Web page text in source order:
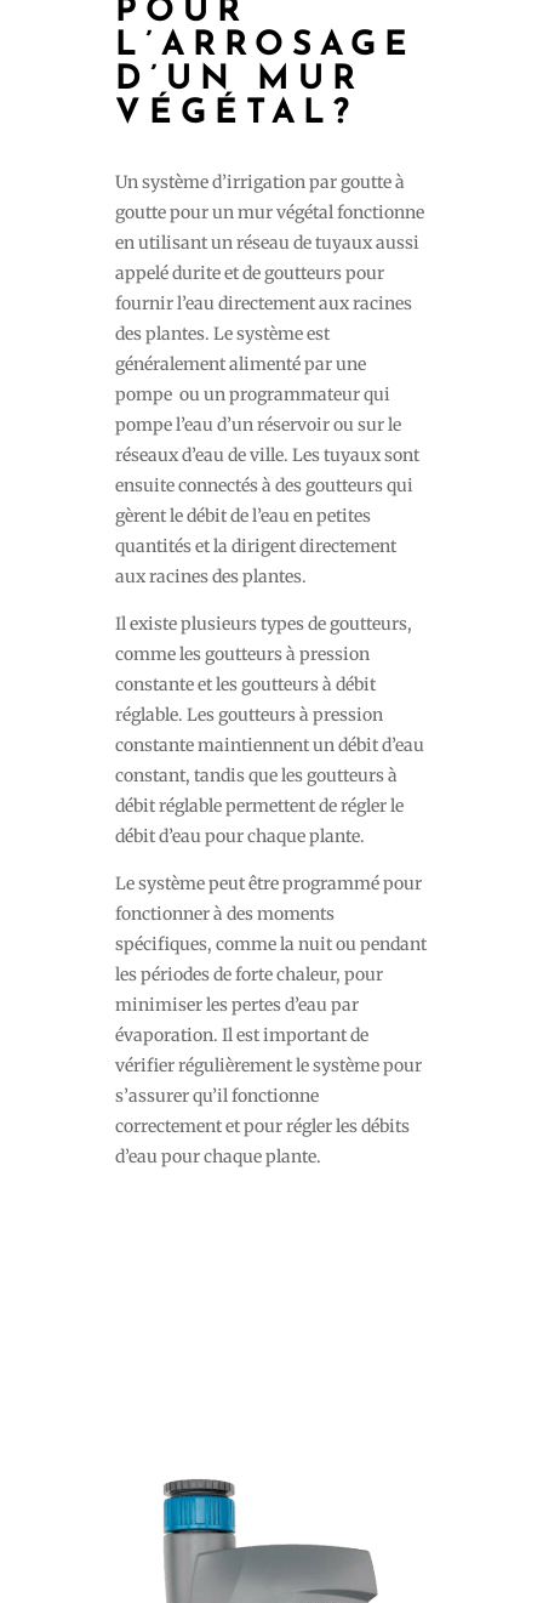
POUR
L’ARROSAGE
D’UN MUR
VÉGÉTAL?
Un système d’irrigation par goutte à
goutte pour un mur végétal fonctionne
en utilisant un réseau de tuyaux aussi
appelé durite et de goutteurs pour
fournir l’eau directement aux racines
des plantes. Le système est
généralement alimenté par une
pompe ou un programmateur qui
pompe l’eau d’un réservoir ou sur le
réseaux d’eau de ville. Les tuyaux sont
ensuite connectés à des goutteurs qui
gèrent le débit de l’eau en petites
quantités et la dirigent directement
aux racines des plantes.
Il existe plusieurs types de goutteurs,
comme les goutteurs à pression
constante et les goutteurs à débit
réglable. Les goutteurs à pression
constante maintiennent un débit d’eau
constant, tandis que les goutteurs à
débit réglable permettent de régler le
débit d’eau pour chaque plante.
Le système peut être programmé pour
fonctionner à des moments
spécifiques, comme la nuit ou pendant
les périodes de forte chaleur, pour
minimiser les pertes d’eau par
évaporation. Il est important de
vérifier régulièrement le système pour
s’assurer qu’il fonctionne
correctement et pour régler les débits
d’eau pour chaque plante.